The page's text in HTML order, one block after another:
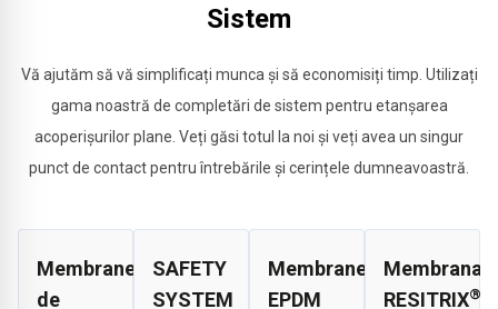
Sistem
Vă ajutăm să vă simplificați munca și să economisiți timp. Utilizați
gama noastră de completări de sistem pentru etanșarea
acoperișurilor plane. Veți găsi totul la noi și veți avea un singur
punct de contact pentru întrebările și cerințele dumneavoastră.
Membrane
de
SAFETY
SYSTEM
Membrane
EPDM
Membrana
RESITRIX®